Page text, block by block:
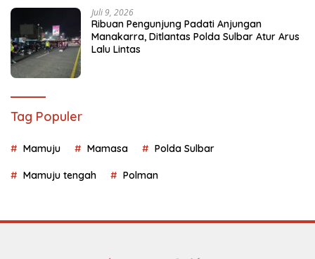
Juli 9, 2026
Ribuan Pengunjung Padati Anjungan
Manakarra, Ditlantas Polda Sulbar Atur Arus
Lalu Lintas
Tag Populer
Mamuju Mamasa Polda Sulbar
Mamuju tengah Polman